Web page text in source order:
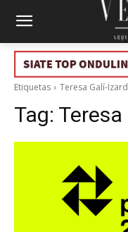
Etiquetas Teresa Galí-Izard
Tag: